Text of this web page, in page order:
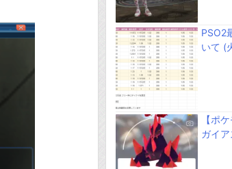
PSO2
いて (
【ポ
ガイ